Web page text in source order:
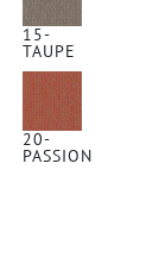
15-
TAUPE
20-
PASSION